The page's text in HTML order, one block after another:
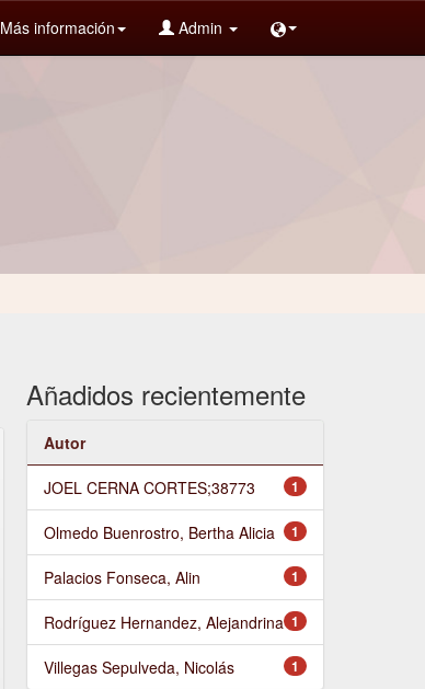
Más información Admin
Añadidos recientemente
Autor
1
JOEL CERNA CORTES;38773
1
Olmedo Buenrostro, Bertha Alicia
1
Palacios Fonseca, Alin
1
Rodríguez Hernandez, Alejandrina
1
Villegas Sepulveda, Nicolás